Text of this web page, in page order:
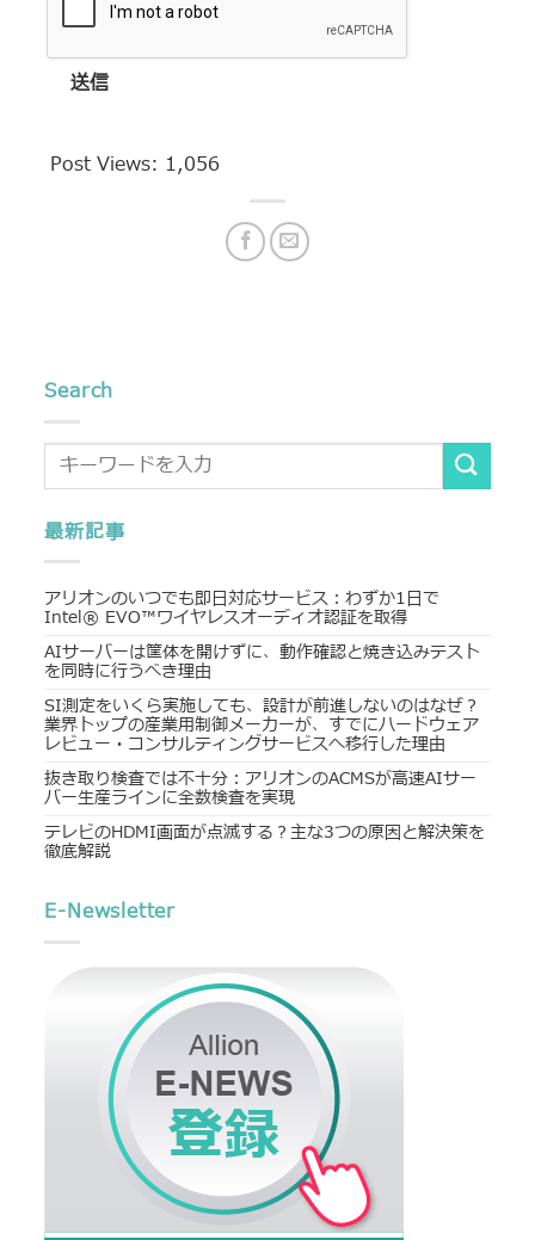
送信
Post Views: 1,056
Search
最新記事
アリオンのいつでも即日対応サービス：わずか1日で
Intel® EVO™ワイヤレスオーディオ認証を取得
AIサーバーは筐体を開けずに、動作確認と焼き込みテスト
を同時に行うべき理由
SI測定をいくら実施しても、設計が前進しないのはなぜ？
業界トップの産業用制御メーカーが、すでにハードウェア
レビュー・コンサルティングサービスへ移行した理由
抜き取り検査では不十分：アリオンのACMSが高速AIサー
バー生産ラインに全数検査を実現
テレビのHDMI画面が点滅する？主な3つの原因と解決策を
徹底解説
E-Newsletter